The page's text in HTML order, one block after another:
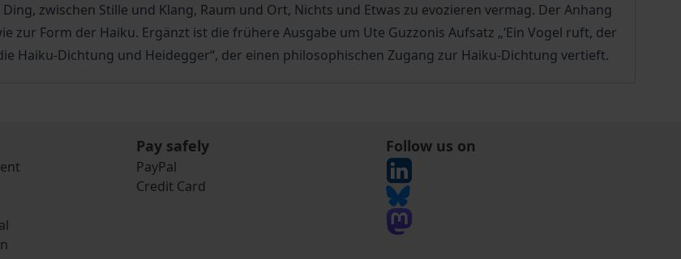
zwischen Stille und Klang, Raum und Ort, Nichts und Etwas zu evozieren vermag. Der Anhang
Form der Haiku. Ergänzt ist die frühere Ausgabe um Ute Guzzonis Aufsatz „‘Ein Vogel ruft, der
Haiku-Dichtung und Heidegger“, der einen philosophischen Zugang zur Haiku-Dichtung vertieft.
Pay safely
PayPal
Credit Card
Follow us on